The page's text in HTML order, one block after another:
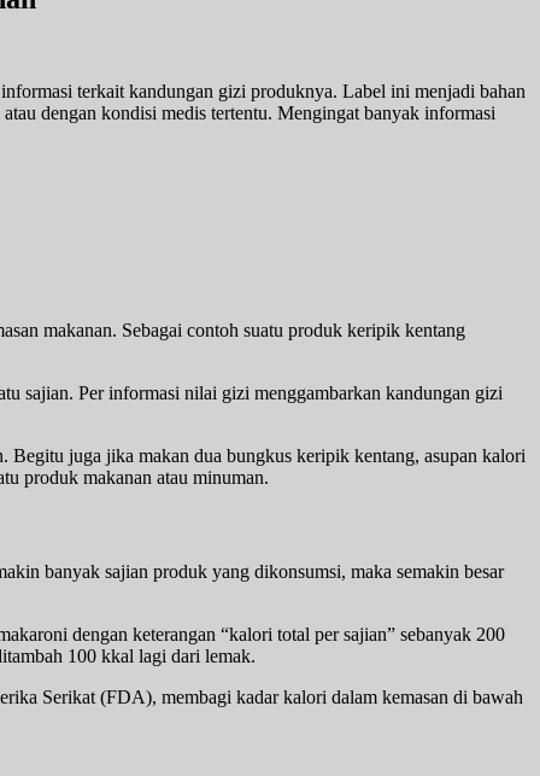
terkait kandungan gizi produknya. Label ini menjadi bahan
dengan kondisi medis tertentu. Mengingat banyak informasi
makanan. Sebagai contoh suatu produk keripik kentang
sajian. Per informasi nilai gizi menggambarkan kandungan gizi
Begitu juga jika makan dua bungkus keripik kentang, asupan kalori
produk makanan atau minuman.
banyak sajian produk yang dikonsumsi, maka semakin besar
dengan keterangan “kalori total per sajian” sebanyak 200
100 kkal lagi dari lemak.
Serikat (FDA), membagi kadar kalori dalam kemasan di bawah